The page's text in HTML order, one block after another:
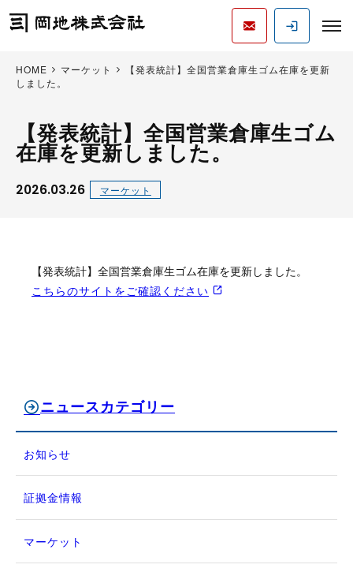
HOME マーケット
【発表統計】全国営業倉庫生ゴム在庫を更新
しました。
【発表統計】全国営業倉庫生ゴム
在庫を更新しました。
2026.03.26 マーケット
【発表統計】全国営業倉庫生ゴム在庫を更新しました。
こちらのサイトをご確認ください
ニュースカテゴリー
お知らせ
証拠金情報
マーケット